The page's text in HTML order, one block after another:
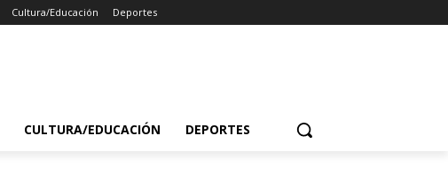
Cultura/Educación Deportes
CULTURA/EDUCACIÓN DEPORTES